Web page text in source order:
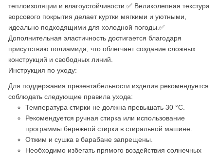
теплоизоляции и влагоустойчивости.✅ Великолепная текстура
ворсового покрытия делает куртки мягкими и уютными,
идеально подходящими для холодной погоды.✅
Дополнительная эластичность достигается благодаря
присутствию полиамида, что облегчает создание сложных
конструкций и свободных линий.
Инструкция по уходу:
Для поддержания презентабельности изделия рекомендуется
соблюдать следующие правила ухода:
Температура стирки не должна превышать 30 °C.
Рекомендуется ручная стирка или использование
программы бережной стирки в стиральной машине.
Отжим и сушка в барабане запрещены.
Необходимо избегать прямого воздействия солнечных